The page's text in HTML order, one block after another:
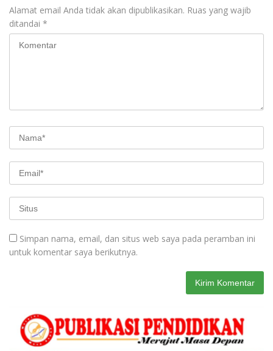
Alamat email Anda tidak akan dipublikasikan. Ruas yang wajib
ditandai *
Simpan nama, email, dan situs web saya pada peramban ini
untuk komentar saya berikutnya.